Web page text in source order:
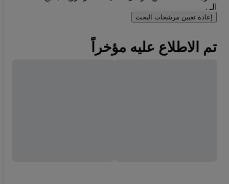
الـ .
إعادة تعيين مرشحات البحث
تم الاطلاع عليه مؤخراً